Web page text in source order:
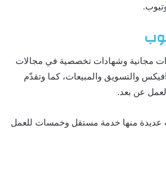
مجانية وشهادات تخصصية في مجالات
والتسويق والمبيعات، كما وتقدّم
عن بعد.
منها خدمة مستقل وخمسات للعمل